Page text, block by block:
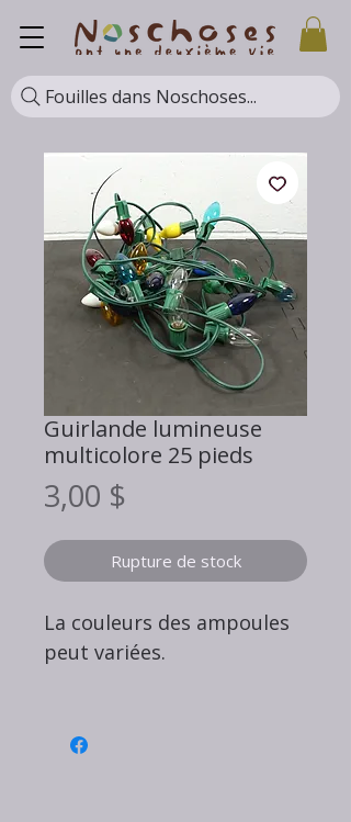
Fouilles dans Noschoses...
Guirlande lumineuse
multicolore 25 pieds
3,00 $
Rupture de stock
La couleurs des ampoules
peut variées.